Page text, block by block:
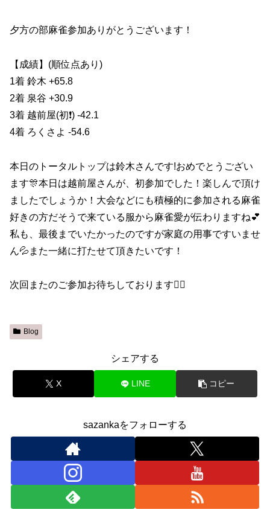
夕方の部麻雀参加ありがとうございます！
【成績】(順位点あり)
1着 鈴木 +65.8
2着 泉谷 +30.9
3着 越前屋(初❗️) -42.1
4着 ろくさよ -54.6
本日のトータルトップは鈴木さんです!おめでとうござい
ます🎊本日は越前屋さんが、初参加でした！楽しんで頂け
ましたでしょうか！大会などにも積極的に参加される麻雀
好きの方だそうで来ている服から麻雀愛が伝わりますね💕︎
私も、最後までいたかったのですが家庭の用事ですいませ
ん💦また一緒に打たせて頂きたいです！
次回またのご参加お待ちしております🙇‍♀️
Blog
シェアする
X LINE コピー
sazankaをフォローする